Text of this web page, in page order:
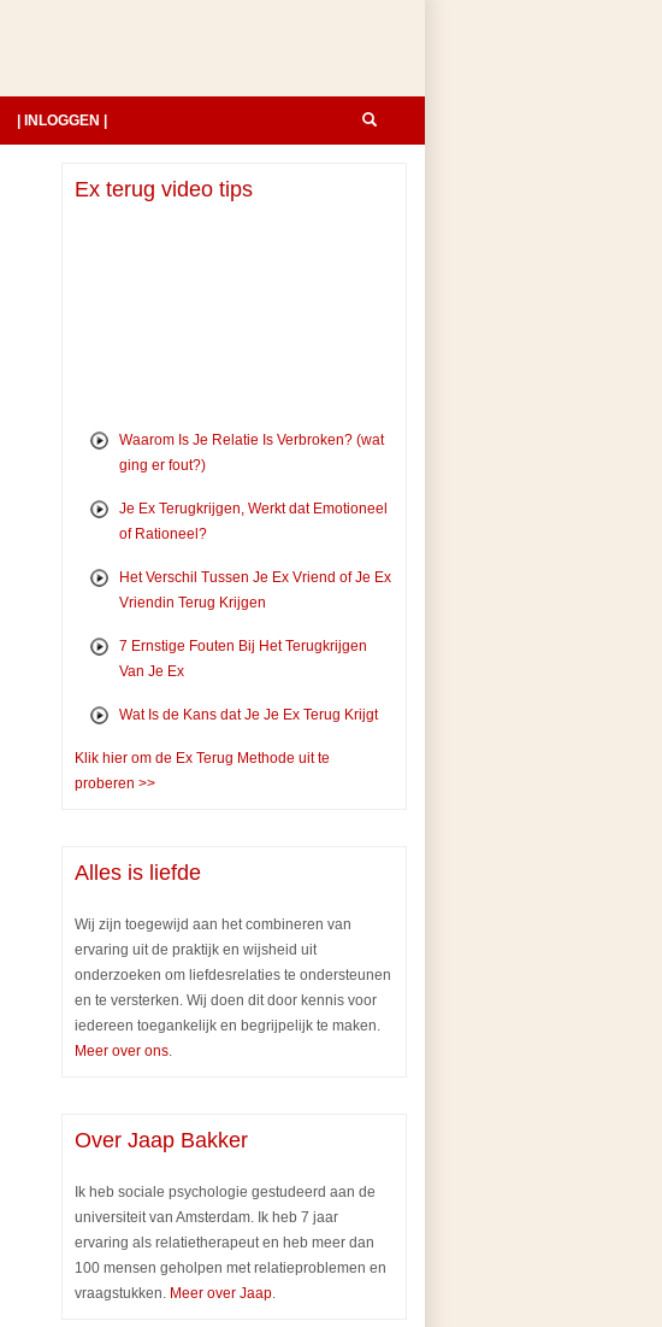
| INLOGGEN |
Ex terug video tips
Waarom Is Je Relatie Is Verbroken? (wat
ging er fout?)
Je Ex Terugkrijgen, Werkt dat Emotioneel
of Rationeel?
Het Verschil Tussen Je Ex Vriend of Je Ex
Vriendin Terug Krijgen
7 Ernstige Fouten Bij Het Terugkrijgen
Van Je Ex
Wat Is de Kans dat Je Je Ex Terug Krijgt
Klik hier om de Ex Terug Methode uit te
proberen >>
Alles is liefde
Wij zijn toegewijd aan het combineren van
ervaring uit de praktijk en wijsheid uit
onderzoeken om liefdesrelaties te ondersteunen
en te versterken. Wij doen dit door kennis voor
iedereen toegankelijk en begrijpelijk te maken.
Meer over ons.
Over Jaap Bakker
Ik heb sociale psychologie gestudeerd aan de
universiteit van Amsterdam. Ik heb 7 jaar
ervaring als relatietherapeut en heb meer dan
100 mensen geholpen met relatieproblemen en
vraagstukken. Meer over Jaap.